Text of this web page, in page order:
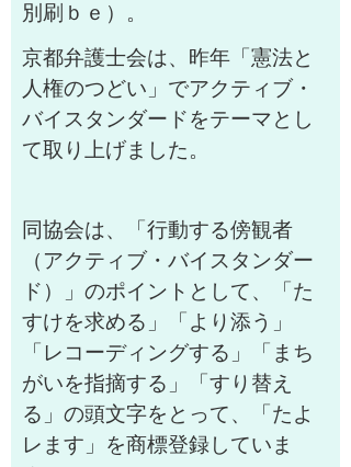
別刷ｂｅ）。
京都弁護士会は、昨年「憲法と
人権のつどい」でアクティブ・
バイスタンダードをテーマとし
て取り上げました。
同協会は、「行動する傍観者
（アクティブ・バイスタンダー
ド）」のポイントとして、「た
すけを求める」「より添う」
「レコーディングする」「まち
がいを指摘する」「すり替え
る」の頭文字をとって、「たよ
レます」を商標登録していま